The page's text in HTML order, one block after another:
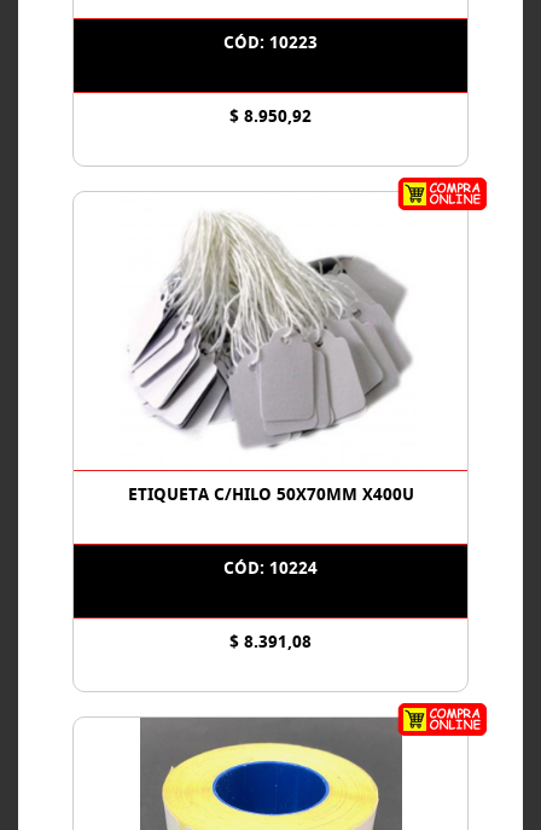
CÓD: 10223
$ 8.950,92
ETIQUETA C/HILO 50X70MM X400U
CÓD: 10224
$ 8.391,08